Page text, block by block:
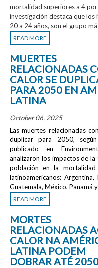
mortalidad superiores a 4
investigación destaca que los
20 a 24 años, son el grupo
READ MORE
MUERTES
RELACIONADAS
CALOR SE
PARA 2050 EN
LATINA
October 06, 2025
Las muertes relacionadas
duplicar para 2050,
publicado en
analizaron los impactos de
población en la
latinoamericanos: Argentina,
Guatemala, México, Panamá
READ MORE
MORTES
RELACIONADAS
CALOR NA
LATINA PODEM
DOBRAR ATÉ 2050